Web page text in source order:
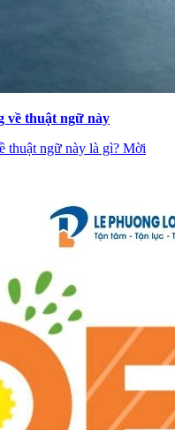
về thuật ngữ này
thuật ngữ này là gì? Mời